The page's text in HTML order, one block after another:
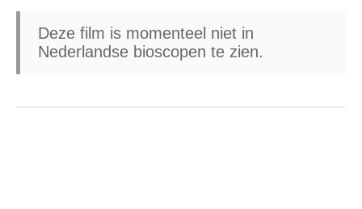
Deze film is momenteel niet in
Nederlandse bioscopen te zien.